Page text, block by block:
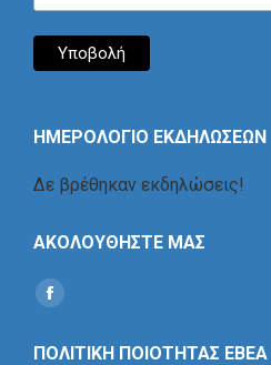
ΗΜΕΡΟΛΟΓΙΟ ΕΚΔΗΛΩΣΕΩΝ
Δε βρέθηκαν εκδηλώσεις!
ΑΚΟΛΟΥΘΗΣΤΕ ΜΑΣ
Find us on:
Social
ΠΟΛΙΤΙΚΗ ΠΟΙΟΤΗΤΑΣ ΕΒΕΑ